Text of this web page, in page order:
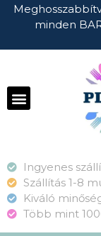
minden
Ingyenes
Szállítás 1-8
Kiváló
Több mint